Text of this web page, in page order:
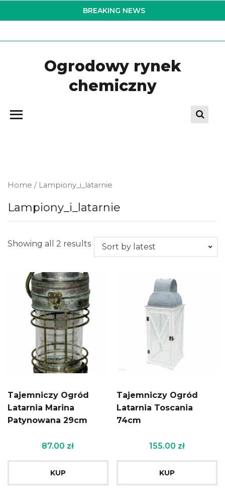
to
BREAKING NEWS
Ogrodowy rynek
chemiczny
Home / Lampiony_i_latarnie
Lampiony_i_latarnie
Showing all 2 results
Tajemniczy Ogród
Latarnia Marina
Patynowana 29cm
87.00 zł
KUP
Tajemniczy Ogród
Latarnia Toscania
74cm
155.00 zł
KUP